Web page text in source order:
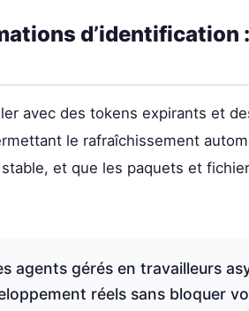
avec des tokens expirants et
le rafraîchissement
stable, et que les paquets et
agents gérés en travailleurs
réels sans bloquer